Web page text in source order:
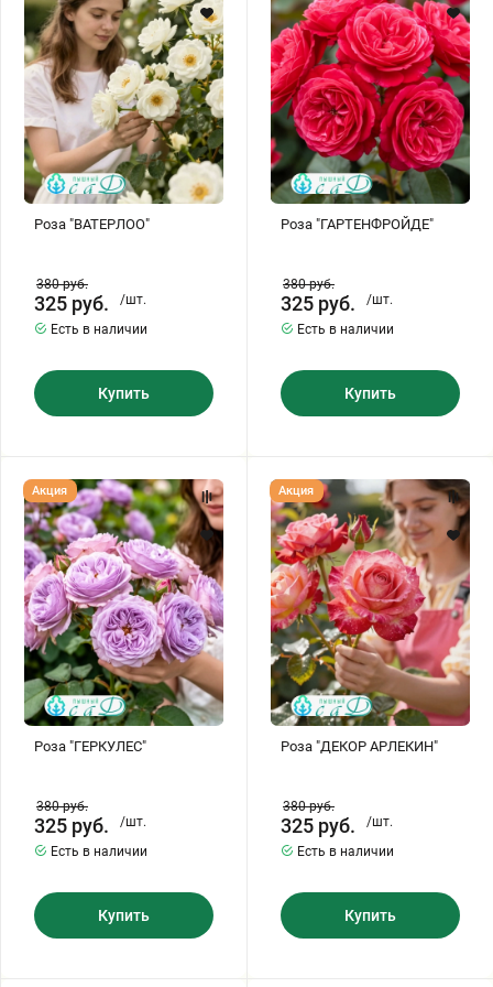
Хризантемы саженцы
Зелень и пряные травы
Роза "ВАТЕРЛОО"
380руб.
325 руб.
/шт.
Есть в наличии
Купить
Роза "ГАРТЕНФРОЙДЕ"
380руб.
325 руб.
/шт.
Есть в наличии
Купить
Роза
"ГЕРКУЛЕС"
Роза "ГЕРКУЛЕС"
Акция
380руб.
325 руб.
/шт.
Есть в наличии
Купить
Роза
"ДЕКОР
АРЛЕКИН"
Роза "ДЕКОР АРЛЕКИН"
Акция
380руб.
325 руб.
/шт.
Есть в наличии
Купить